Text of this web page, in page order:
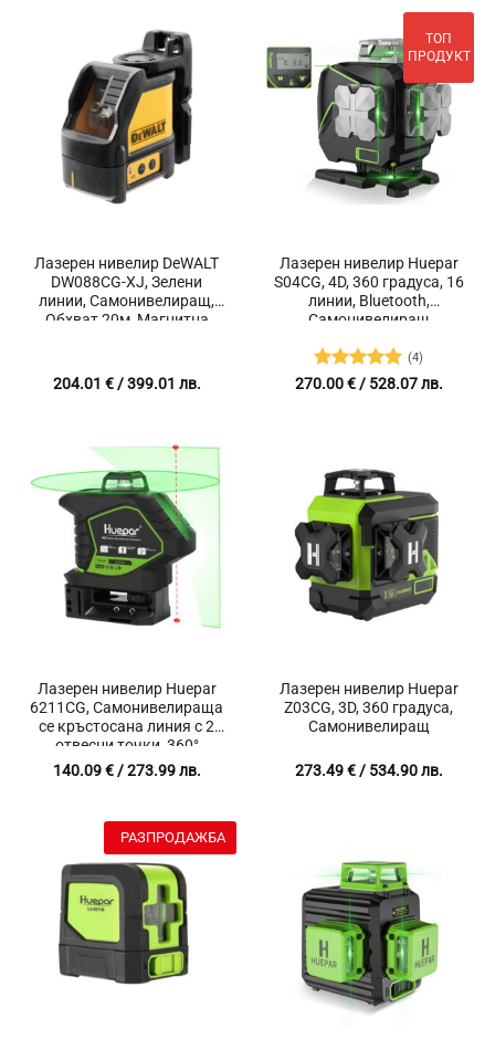
/
428.97
838.99
Лазерен нивелир DeWALT
DW088CG-XJ, Зелени
линии, Самонивелиращ,
Обхват 20м, Магнитна
204.01 €/ 399.01 лв.
Лазерен нивелир Huepar
S04CG, 4D, 360 градуса, 16
линии, Bluetooth,
Самонивелиращ
Оценено с
(4)
270.00€/ 528.07 лв.
ТОП
ПРОДУКТ
Лазерен нивелир Huepar
6211CG, Самонивелираща
се кръстосана линия с 2
отвесни точки, 360°
покритие
140.09€/ 273.99 лв.
Лазерен нивелир Huepar
Z03CG, 3D, 360 градуса,
Самонивелиращ
273.49€/ 534.90 лв.
РАЗПРОДАЖБА